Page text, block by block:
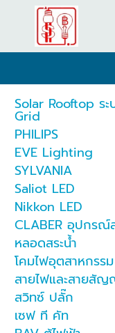
Solar Rooftop ร
Grid
PHILIPS
EVE Lighting
SYLVANIA
Saliot LED
Nikkon LED
CLABER อุปกรณ์
หลอดสระน้ำ
โคมไฟอุตสาหกรรม
สายไฟและสายสั
สวิทซ์ ปลั๊ก
เซฟ ที คัท